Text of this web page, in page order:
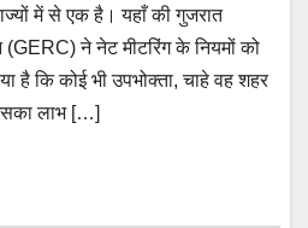
में से एक है। यहाँ की गुजरात
(GERC) ने नेट मीटरिंग के नियमों को
है कि कोई भी उपभोक्ता, चाहे वह शहर
लाभ […]